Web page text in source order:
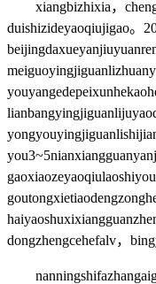
xiangbizhixia，
duishizideyaoqiujigao。
dongzhengcehefalv，